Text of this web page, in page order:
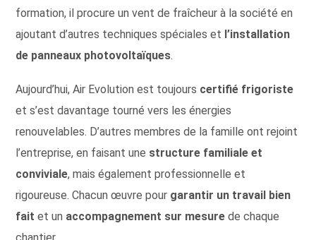
formation, il procure un vent de fraîcheur à la société en
ajoutant d’autres techniques spéciales et l’installation
de panneaux photovoltaïques.
Aujourd’hui, Air Evolution est toujours certifié frigoriste
et s’est davantage tourné vers les énergies
renouvelables. D’autres membres de la famille ont rejoint
l’entreprise, en faisant une structure familiale et
conviviale, mais également professionnelle et
rigoureuse. Chacun œuvre pour garantir un travail bien
fait et un accompagnement sur mesure de chaque